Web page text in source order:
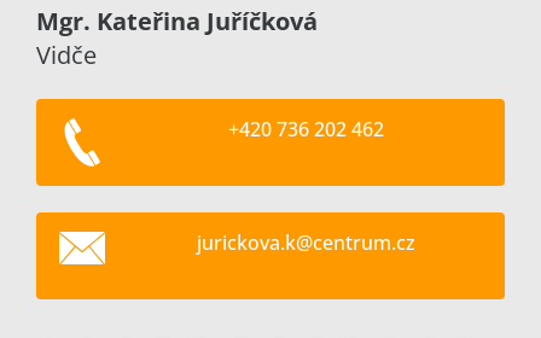
Mgr. Kateřina Juříčková
Vidče
+420 736 202 462
jurickova.k@centrum.cz